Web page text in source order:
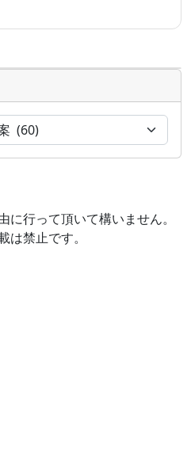
に行って頂いて構いません。
は禁止です。